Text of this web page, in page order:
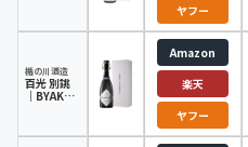
ヤフー
楯の川酒造
百光 別誂
｜BYAKKO
Amazon
楽天
ヤフー